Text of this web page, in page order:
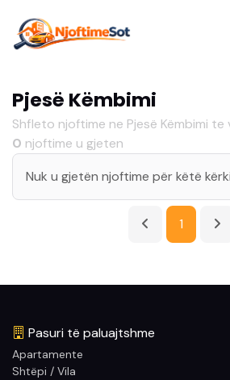
Pjesë Këmbimi
Shfleto njoftime ne Pjesë Këmbimi te
0 njoftime u gjeten
Nuk u gjetën njoftime për këtë
1
Pasuri të paluajtshme
Apartamente
Shtëpi / Vila